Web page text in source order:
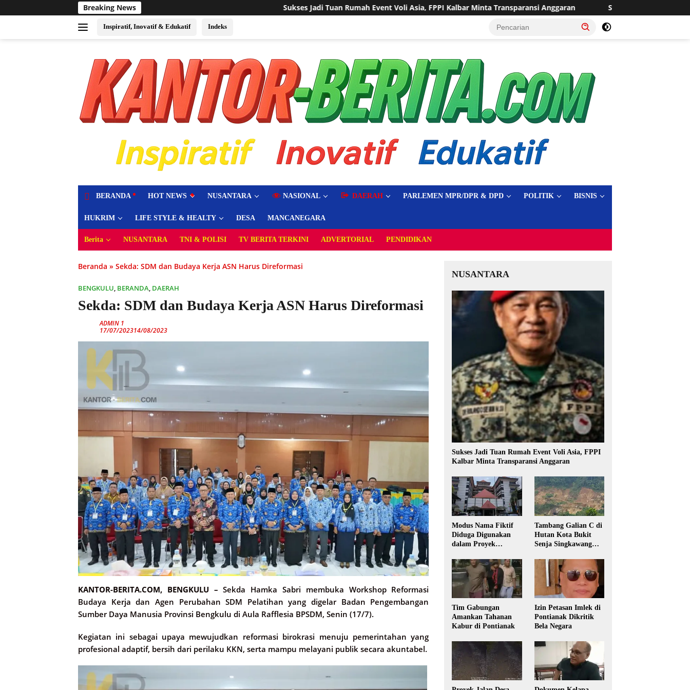
ke
Breaking News Sukses Jadi Tuan Rumah Event Voli Asia, FPPI Kalbar Minta Transparansi Anggaran Sering Dilanda Genangan, Desa Sukaraja Usulkan
Inspiratif, Inovatif & Edukatif Indeks
BERANDA HOT NEWS NUSANTARA NASIONAL DAERAH PARLEMEN MPR/DPR & DPD POLITIK BISNIS
HUKRIM LIFE STYLE & HEALTY DESA MANCANEGARA
Berita NUSANTARA TNI & POLISI TV BERITA TERKINI ADVERTORIAL PENDIDIKAN
Beranda » Sekda: SDM dan Budaya Kerja ASN Harus Direformasi
BENGKULU, BERANDA, DAERAH
Sekda: SDM dan Budaya Kerja ASN Harus Direformasi
ADMIN 1
17/07/202314/08/2023
KANTOR-BERITA.COM, BENGKULU – Sekda Hamka Sabri membuka Workshop Reformasi
Budaya Kerja dan Agen Perubahan SDM Pelatihan yang digelar Badan Pengembangan
Sumber Daya Manusia Provinsi Bengkulu di Aula Rafflesia BPSDM, Senin (17/7).
Kegiatan ini sebagai upaya mewujudkan reformasi birokrasi menuju pemerintahan yang
profesional adaptif, bersih dari perilaku KKN, serta mampu melayani publik secara akuntabel.
NUSANTARA
Sukses Jadi Tuan Rumah Event Voli Asia, FPPI
Kalbar Minta Transparansi Anggaran
Modus Nama Fiktif
Diduga Digunakan
dalam Proyek
Tambang Galian C di
Hutan Kota Bukit
Senja Singkawang
Tim Gabungan
Amankan Tahanan
Kabur di Pontianak
Izin Petasan Imlek di
Pontianak Dikritik
Bela Negara